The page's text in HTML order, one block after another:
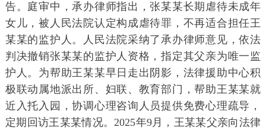
告。庭审中，承办律师指出，张某某长期虐待未成年
女儿，被人民法院认定构成虐待罪，不再适合担任王
某某的监护人。人民法院采纳了承办律师意见，依法
判决撤销张某某的监护人资格，指定其父亲为唯一监
护人。为帮助王某某早日走出阴影，法律援助中心积
极联动属地派出所、妇联、教育部门，帮助王某某就
近入托入园，协调心理咨询人员提供免费心理疏导，
定期回访王某某情况。2025年9月，王某某父亲向法律